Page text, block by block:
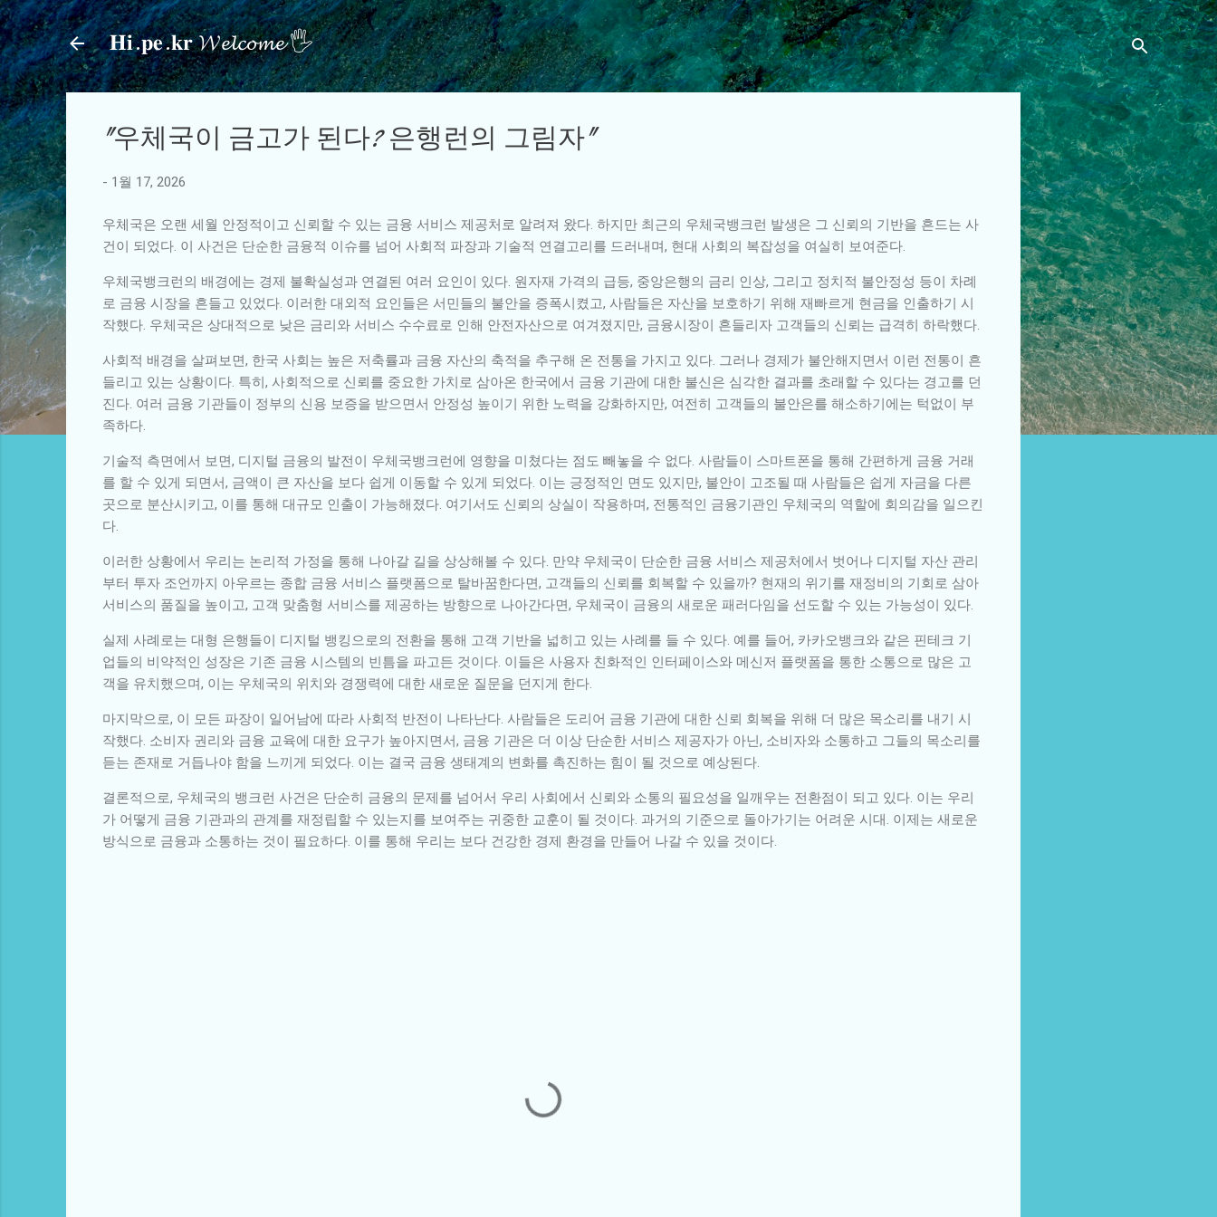
기본 콘텐츠로 건너뛰기
𝐇𝐢.𝐩𝐞.𝐤𝐫 𝓦𝓮𝓵𝓬𝓸𝓶𝓮 🖐
"우체국이 금고가 된다? 은행런의 그림자"
- 1월 17, 2026
우체국은 오랜 세월 안정적이고 신뢰할 수 있는 금융 서비스 제공처로 알려져 왔다. 하지만 최근의 우체국뱅크런 발생은 그 신뢰의 기반을 흔드는 사
건이 되었다. 이 사건은 단순한 금융적 이슈를 넘어 사회적 파장과 기술적 연결고리를 드러내며, 현대 사회의 복잡성을 여실히 보여준다.
우체국뱅크런의 배경에는 경제 불확실성과 연결된 여러 요인이 있다. 원자재 가격의 급등, 중앙은행의 금리 인상, 그리고 정치적 불안정성 등이 차례
로 금융 시장을 흔들고 있었다. 이러한 대외적 요인들은 서민들의 불안을 증폭시켰고, 사람들은 자산을 보호하기 위해 재빠르게 현금을 인출하기 시
작했다. 우체국은 상대적으로 낮은 금리와 서비스 수수료로 인해 안전자산으로 여겨졌지만, 금융시장이 흔들리자 고객들의 신뢰는 급격히 하락했다.
사회적 배경을 살펴보면, 한국 사회는 높은 저축률과 금융 자산의 축적을 추구해 온 전통을 가지고 있다. 그러나 경제가 불안해지면서 이런 전통이 흔
들리고 있는 상황이다. 특히, 사회적으로 신뢰를 중요한 가치로 삼아온 한국에서 금융 기관에 대한 불신은 심각한 결과를 초래할 수 있다는 경고를 던
진다. 여러 금융 기관들이 정부의 신용 보증을 받으면서 안정성 높이기 위한 노력을 강화하지만, 여전히 고객들의 불안은를 해소하기에는 턱없이 부
족하다.
기술적 측면에서 보면, 디지털 금융의 발전이 우체국뱅크런에 영향을 미쳤다는 점도 빼놓을 수 없다. 사람들이 스마트폰을 통해 간편하게 금융 거래
를 할 수 있게 되면서, 금액이 큰 자산을 보다 쉽게 이동할 수 있게 되었다. 이는 긍정적인 면도 있지만, 불안이 고조될 때 사람들은 쉽게 자금을 다른
곳으로 분산시키고, 이를 통해 대규모 인출이 가능해졌다. 여기서도 신뢰의 상실이 작용하며, 전통적인 금융기관인 우체국의 역할에 회의감을 일으킨
다.
이러한 상황에서 우리는 논리적 가정을 통해 나아갈 길을 상상해볼 수 있다. 만약 우체국이 단순한 금융 서비스 제공처에서 벗어나 디지털 자산 관리
부터 투자 조언까지 아우르는 종합 금융 서비스 플랫폼으로 탈바꿈한다면, 고객들의 신뢰를 회복할 수 있을까? 현재의 위기를 재정비의 기회로 삼아
서비스의 품질을 높이고, 고객 맞춤형 서비스를 제공하는 방향으로 나아간다면, 우체국이 금융의 새로운 패러다임을 선도할 수 있는 가능성이 있다.
실제 사례로는 대형 은행들이 디지털 뱅킹으로의 전환을 통해 고객 기반을 넓히고 있는 사례를 들 수 있다. 예를 들어, 카카오뱅크와 같은 핀테크 기
업들의 비약적인 성장은 기존 금융 시스템의 빈틈을 파고든 것이다. 이들은 사용자 친화적인 인터페이스와 메신저 플랫폼을 통한 소통으로 많은 고
객을 유치했으며, 이는 우체국의 위치와 경쟁력에 대한 새로운 질문을 던지게 한다.
마지막으로, 이 모든 파장이 일어남에 따라 사회적 반전이 나타난다. 사람들은 도리어 금융 기관에 대한 신뢰 회복을 위해 더 많은 목소리를 내기 시
작했다. 소비자 권리와 금융 교육에 대한 요구가 높아지면서, 금융 기관은 더 이상 단순한 서비스 제공자가 아닌, 소비자와 소통하고 그들의 목소리를
듣는 존재로 거듭나야 함을 느끼게 되었다. 이는 결국 금융 생태계의 변화를 촉진하는 힘이 될 것으로 예상된다.
결론적으로, 우체국의 뱅크런 사건은 단순히 금융의 문제를 넘어서 우리 사회에서 신뢰와 소통의 필요성을 일깨우는 전환점이 되고 있다. 이는 우리
가 어떻게 금융 기관과의 관계를 재정립할 수 있는지를 보여주는 귀중한 교훈이 될 것이다. 과거의 기준으로 돌아가기는 어려운 시대. 이제는 새로운
방식으로 금융과 소통하는 것이 필요하다. 이를 통해 우리는 보다 건강한 경제 환경을 만들어 나갈 수 있을 것이다.